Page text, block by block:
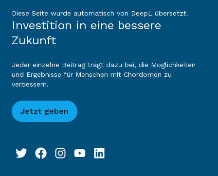
Diese Seite wurde automatisch von DeepL übersetzt.
Investition in eine bessere
Zukunft
Jeder einzelne Beitrag trägt dazu bei, die Möglichkeiten
und Ergebnisse für Menschen mit Chordomen zu
verbessern.
Jetzt geben